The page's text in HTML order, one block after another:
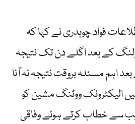
فواد چوہدری نے کہا کہ
کے بعد اگلے دن تک نتیجہ
اہم مسئلہ بروقت نتیجہ نہ آنا
الیکٹرونک ووٹنگ مشین کو
سے خطاب کرتے ہوئے وفاقی